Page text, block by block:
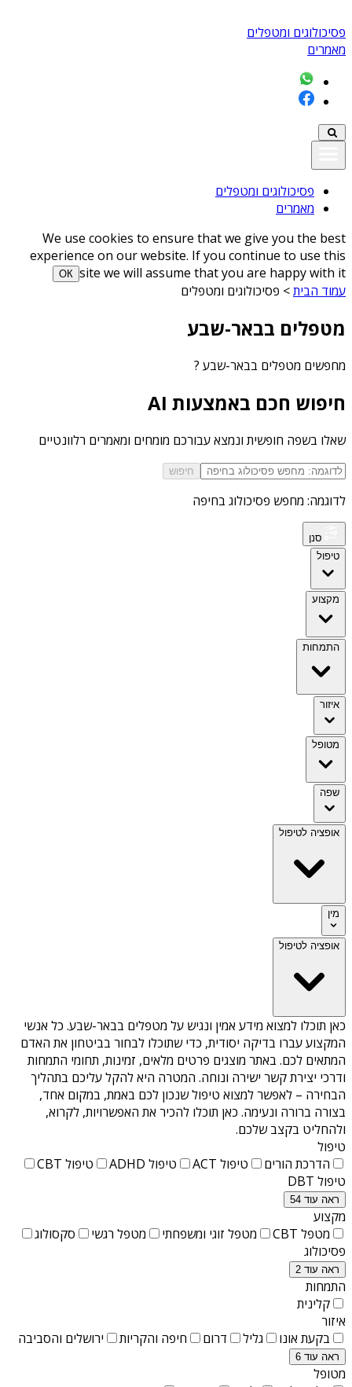
פסיכולוגים ומטפלים
מאמרים
פסיכולוגים ומטפלים
מאמרים
We use cookies to ensure that we give you the best
experience on our website. If you continue to use this
site we will assume that you are happy with it
ОК
עמוד הבית> פסיכולוגים ומטפלים
מטפלים בבאר-שבע
מחפשים מטפלים בבאר-שבע ?
חיפוש חכם באמצעות AI
שאלו בשפה חופשית ונמצא עבורכם מומחים ומאמרים רלוונטיים
חיפוש
לדוגמה: מחפש פסיכולוג בחיפה
סנן
טיפול
מקצוע
התמחות
איזור
מטופל
שפה
אופציה לטיפול
מין
אופציה לטיפול
כאן תוכלו למצוא מידע אמין ונגיש על מטפלים בבאר-שבע. כל אנשי
המקצוע עברו בדיקה יסודית, כדי שתוכלו לבחור בביטחון את האדם
המתאים לכם. באתר מוצגים פרטים מלאים, זמינות, תחומי התמחות
ודרכי יצירת קשר ישירה ונוחה. המטרה היא להקל עליכם בתהליך
הבחירה – לאפשר למצוא טיפול שנכון לכם באמת, במקום אחד,
בצורה ברורה ונעימה. כאן תוכלו להכיר את האפשרויות, לקרוא,
ולהחליט בקצב שלכם.
טיפול
הדרכת הורים
טיפול ACT טיפול ADHD
טיפול CBT
טיפול DBT
ראה עוד 54
מקצוע
מטפל CBT
מטפל זוגי ומשפחתי מטפל רגשי
סקסולוג
פסיכולוג
ראה עוד 2
התמחות
קלינית
איזור
בקעת אונו
גליל דרום חיפה והקריות ירושלים והסביבה
ראה עוד 6
מטופל